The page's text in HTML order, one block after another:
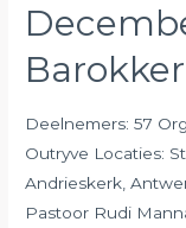
Deelnemers: 57
Outryve Locaties:
Andrieskerk,
Pastoor Rudi